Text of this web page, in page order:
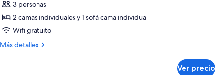
Habitación
doble
estándar,
balcón
3 personas
2 camas individuales y 1 sofá cama individual
Wifi gratuito
Más detalles
Más
Ver precio